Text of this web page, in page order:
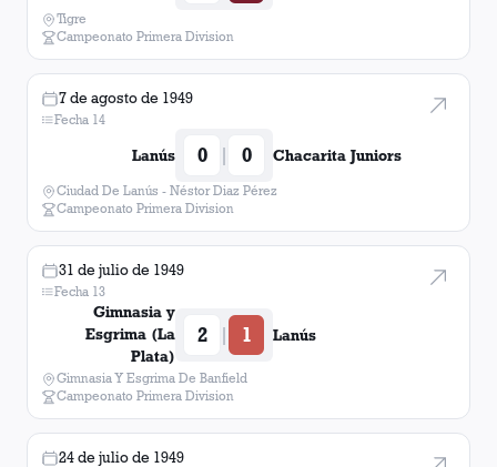
Tigre
Campeonato Primera Division
7 de agosto de 1949
Fecha 14
Lanús 0 | 0 Chacarita Juniors
Ciudad De Lanús - Néstor Diaz Pérez
Campeonato Primera Division
31 de julio de 1949
Fecha 13
Gimnasia y
Esgrima (La
Plata)
2 | 1 Lanús
Gimnasia Y Esgrima De Banfield
Campeonato Primera Division
24 de julio de 1949